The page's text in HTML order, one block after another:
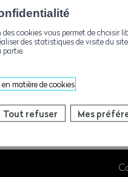
sdeleze@bluewin.ch
+41793745591
+41272883182
cookies vous permet de choisir
des statistiques de visite du
partie.
matière de cookies
Tout refuser Mes